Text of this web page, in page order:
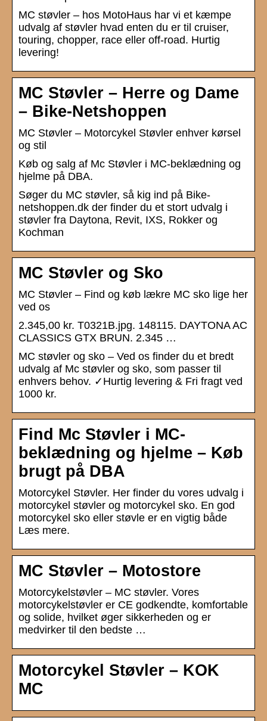
MC støvler – hos MotoHaus har vi et kæmpe
udvalg af støvler hvad enten du er til cruiser,
touring, chopper, race eller off-road. Hurtig
levering!
MC Støvler – Herre og Dame
– Bike-Netshoppen
MC Støvler – Motorcykel Støvler enhver kørsel
og stil
Køb og salg af Mc Støvler i MC-beklædning og
hjelme på DBA.
Søger du MC støvler, så kig ind på Bike-
netshoppen.dk der finder du et stort udvalg i
støvler fra Daytona, Revit, IXS, Rokker og
Kochman
MC Støvler og Sko
MC Støvler – Find og køb lækre MC sko lige her
ved os
2.345,00 kr. T0321B.jpg. 148115. DAYTONA AC
CLASSICS GTX BRUN. 2.345 …
MC støvler og sko – Ved os finder du et bredt
udvalg af Mc støvler og sko, som passer til
enhvers behov. ✓Hurtig levering & Fri fragt ved
1000 kr.
Find Mc Støvler i MC-
beklædning og hjelme – Køb
brugt på DBA
Motorcykel Støvler. Her finder du vores udvalg i
motorcykel støvler og motorcykel sko. En god
motorcykel sko eller støvle er en vigtig både
Læs mere.
MC Støvler – Motostore
Motorcykelstøvler – MC støvler. Vores
motorcykelstøvler er CE godkendte, komfortable
og solide, hvilket øger sikkerheden og er
medvirker til den bedste …
Motorcykel Støvler – KOK
MC